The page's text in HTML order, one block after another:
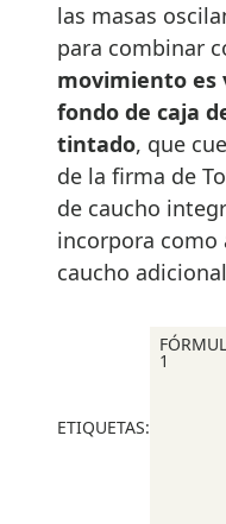
las masas
para combinar
movimiento es
fondo de caja
tintado, que
de la firma de
de caucho
incorpora como
caucho
ETIQUETAS:
1